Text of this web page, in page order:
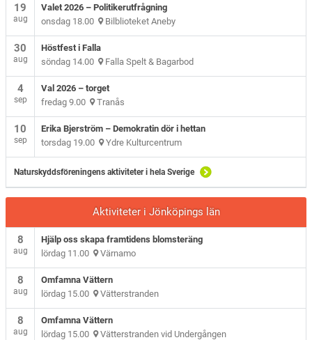
19
aug
Valet 2026 – Politikerutfrågning
onsdag 18.00 Bilblioteket Aneby
30
aug
Höstfest i Falla
söndag 14.00 Falla Spelt & Bagarbod
4
sep
Val 2026 – torget
fredag 9.00 Tranås
10
sep
Erika Bjerström – Demokratin dör i hettan
torsdag 19.00 Ydre Kulturcentrum
Naturskyddsföreningens aktiviteter i hela Sverige
Aktiviteter i Jönköpings län
8
aug
Hjälp oss skapa framtidens blomsteräng
lördag 11.00 Värnamo
8
aug
Omfamna Vättern
lördag 15.00 Vätterstranden
8
aug
Omfamna Vättern
lördag 15.00 Vätterstranden vid Undergången